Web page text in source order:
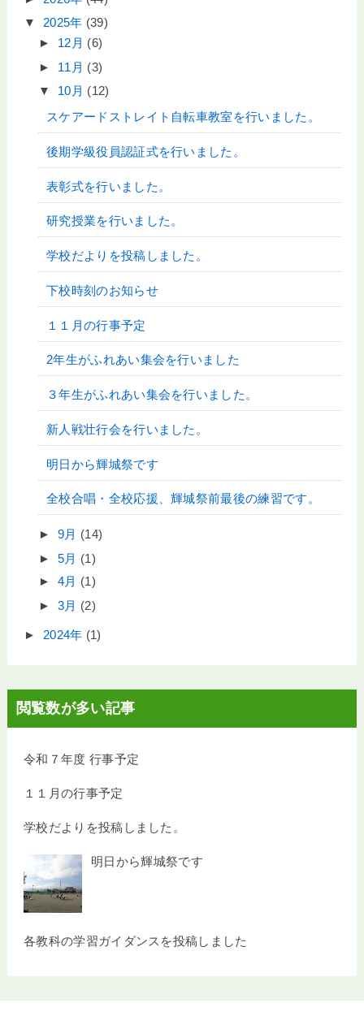
▼ 2025年 (39)
► 12月 (6)
► 11月 (3)
▼ 10月 (12)
スケアードストレイト自転車教室を行いました。
後期学級役員認証式を行いました。
表彰式を行いました。
研究授業を行いました。
学校だよりを投稿しました。
下校時刻のお知らせ
１１月の行事予定
2年生がふれあい集会を行いました
３年生がふれあい集会を行いました。
新人戦壮行会を行いました。
明日から輝城祭です
全校合唱・全校応援、輝城祭前最後の練習です。
► 9月 (14)
► 5月 (1)
► 4月 (1)
► 3月 (2)
► 2024年 (1)
閲覧数が多い記事
令和７年度 行事予定
１１月の行事予定
学校だよりを投稿しました。
明日から輝城祭です
各教科の学習ガイダンスを投稿しました